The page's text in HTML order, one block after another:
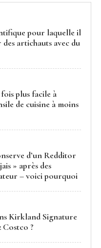
pour laquelle il
des artichauts avec du
plus facile à
de cuisine à moins
d’un Redditor
» après des
– voici pourquoi
Kirkland Signature
Costco ?